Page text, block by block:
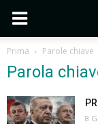
Prima Parole chiave
Parola
8